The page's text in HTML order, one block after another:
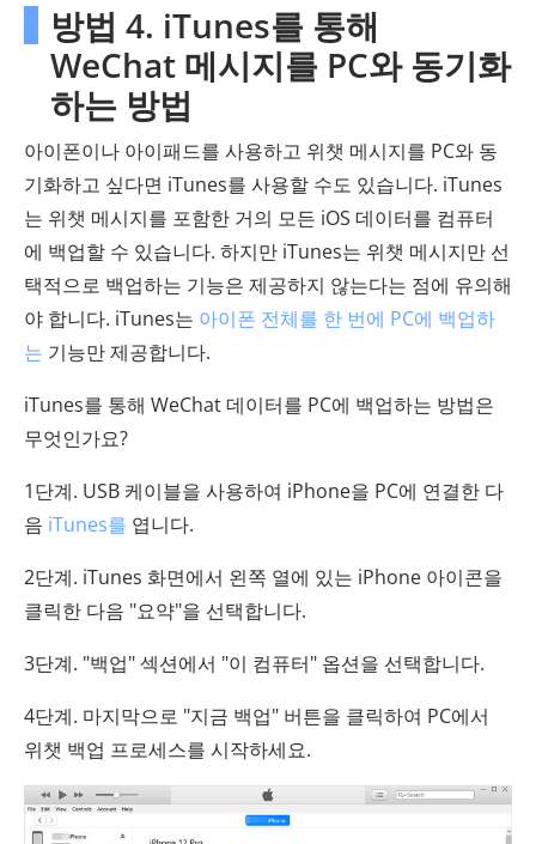
방법 4. iTunes를 통해
WeChat 메시지를 PC와 동기화
하는 방법
아이폰이나 아이패드를 사용하고 위챗 메시지를 PC와 동
기화하고 싶다면 iTunes를 사용할 수도 있습니다. iTunes
는 위챗 메시지를 포함한 거의 모든 iOS 데이터를 컴퓨터
에 백업할 수 있습니다. 하지만 iTunes는 위챗 메시지만 선
택적으로 백업하는 기능은 제공하지 않는다는 점에 유의해
야 합니다. iTunes는 아이폰 전체를 한 번에 PC에 백업하
는 기능만 제공합니다.
iTunes를 통해 WeChat 데이터를 PC에 백업하는 방법은
무엇인가요?
1단계. USB 케이블을 사용하여 iPhone을 PC에 연결한 다
음 iTunes를 엽니다.
2단계. iTunes 화면에서 왼쪽 열에 있는 iPhone 아이콘을
클릭한 다음 "요약"을 선택합니다.
3단계. "백업" 섹션에서 "이 컴퓨터" 옵션을 선택합니다.
4단계. 마지막으로 "지금 백업" 버튼을 클릭하여 PC에서
위챗 백업 프로세스를 시작하세요.